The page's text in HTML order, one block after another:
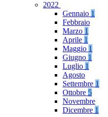
2022
Gennaio 1
Febbraio
Marzo 1
Aprile 1
Maggio 1
Giugno 1
Luglio 1
Agosto
Settembre 1
Ottobre 5
Novembre
Dicembre 1